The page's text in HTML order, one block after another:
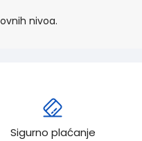
nivoa.
Sigurno plaćanje